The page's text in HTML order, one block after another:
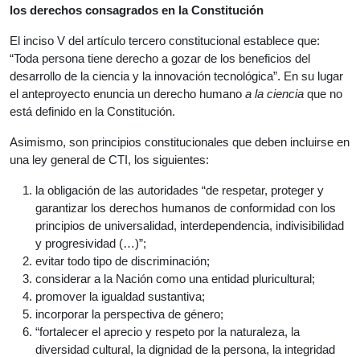
los derechos consagrados en la Constitución
El inciso V del artículo tercero constitucional establece que:
“Toda persona tiene derecho a gozar de los beneficios del
desarrollo de la ciencia y la innovación tecnológica”. En su lugar
el anteproyecto enuncia un derecho humano a la ciencia que no
está definido en la Constitución.
Asimismo, son principios constitucionales que deben incluirse en
una ley general de CTI, los siguientes:
la obligación de las autoridades “de respetar, proteger y
garantizar los derechos humanos de conformidad con los
principios de universalidad, interdependencia, indivisibilidad
y progresividad (…)”;
evitar todo tipo de discriminación;
considerar a la Nación como una entidad pluricultural;
promover la igualdad sustantiva;
incorporar la perspectiva de género;
“fortalecer el aprecio y respeto por la naturaleza, la
diversidad cultural, la dignidad de la persona, la integridad